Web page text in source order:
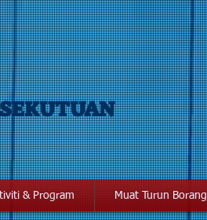
& Program Muat Turun Borang